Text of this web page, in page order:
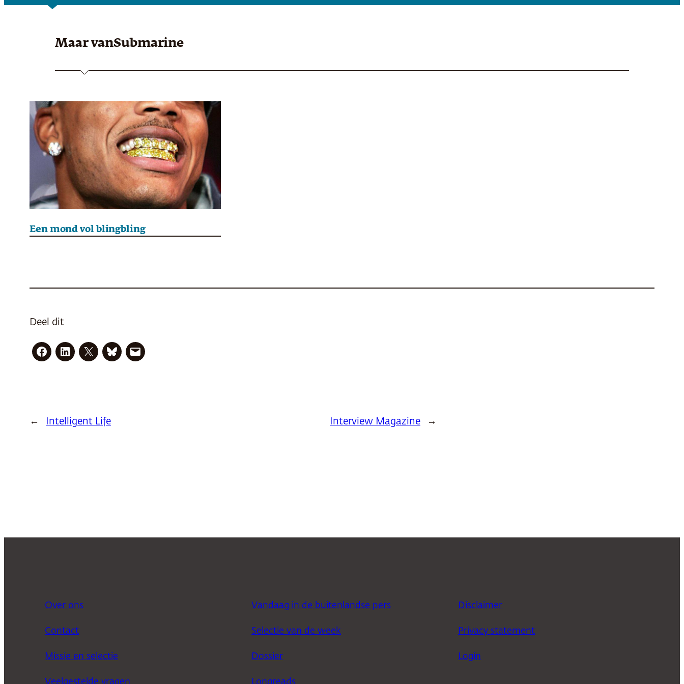
Maar vanSubmarine
Een mond vol blingbling
Deel dit
← Intelligent Life Interview Magazine →
Over ons
Contact
Missie en selectie
Veelgestelde vragen
Vandaag in de buitenlandse pers
Selectie van de week
Dossier
Longreads
Disclaimer
Privacy statement
Login